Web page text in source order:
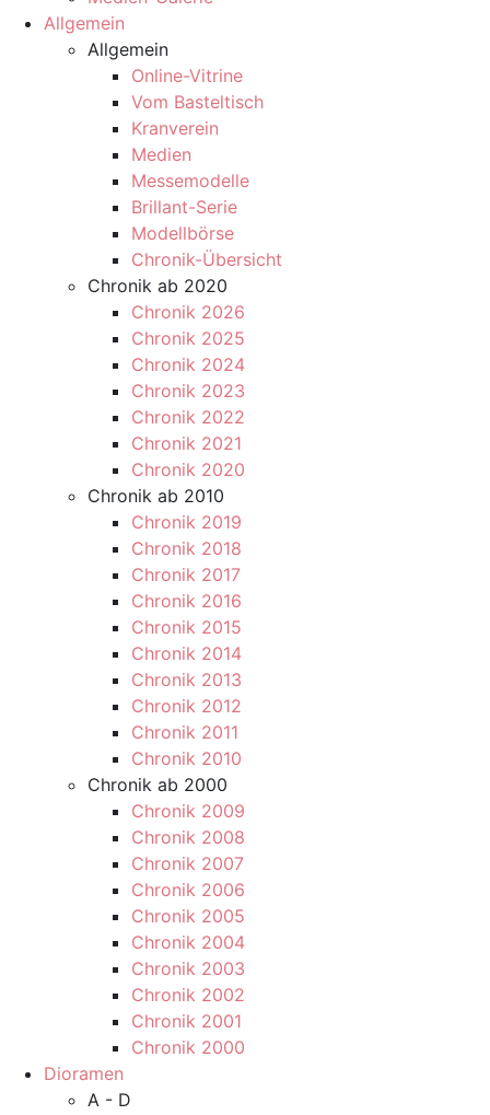
Allgemein
Allgemein
Online-Vitrine
Vom Basteltisch
Kranverein
Medien
Messemodelle
Brillant-Serie
Modellbörse
Chronik-Übersicht
Chronik ab 2020
Chronik 2026
Chronik 2025
Chronik 2024
Chronik 2023
Chronik 2022
Chronik 2021
Chronik 2020
Chronik ab 2010
Chronik 2019
Chronik 2018
Chronik 2017
Chronik 2016
Chronik 2015
Chronik 2014
Chronik 2013
Chronik 2012
Chronik 2011
Chronik 2010
Chronik ab 2000
Chronik 2009
Chronik 2008
Chronik 2007
Chronik 2006
Chronik 2005
Chronik 2004
Chronik 2003
Chronik 2002
Chronik 2001
Chronik 2000
Dioramen
A - D